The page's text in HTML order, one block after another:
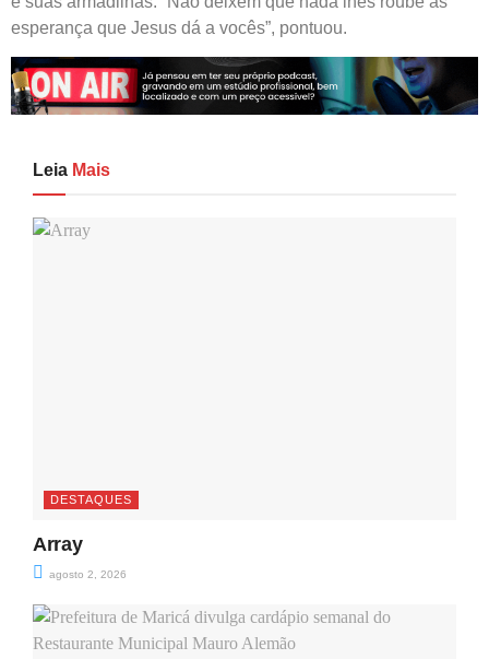
esperança que Jesus dá a vocês”, pontuou.
Leia Mais
DESTAQUES
Array
agosto 2, 2026